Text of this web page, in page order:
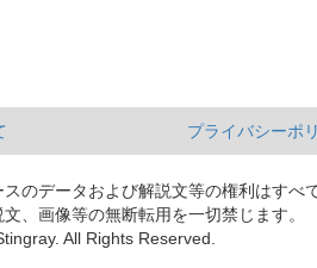
プライバシーポ
のデータおよび解説文等の権利はすべ
、画像等の無断転用を一切禁じます。
All Rights Reserved.